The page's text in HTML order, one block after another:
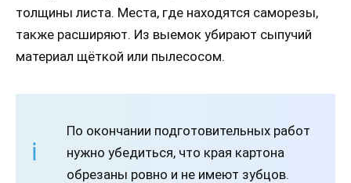
толщины листа. Места, где находятся саморезы,
также расширяют. Из выемок убирают сыпучий
материал щёткой или пылесосом.
По окончании подготовительных работ
нужно убедиться, что края картона
обрезаны ровно и не имеют зубцов.